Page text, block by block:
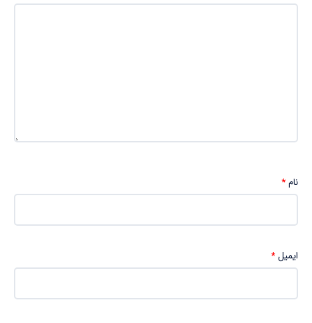
نام*
ایمیل*